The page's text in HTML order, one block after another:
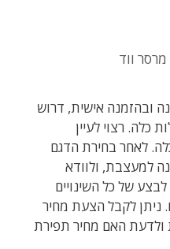
מרסר ווד
ובהזמנה אישית, דרוש
כלה. רצוי לעיין
לאחר בחירת הדגם
למעצבת, ולוודא
של כל השינויים
ניתן לקבל הצעת מחיר
ולדעת האם מחיר תפירת